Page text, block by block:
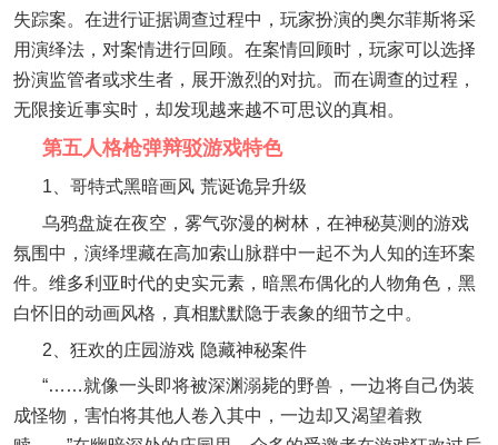
失踪案。在进行证据调查过程中，玩家扮演的奥尔菲斯将采
用演绎法，对案情进行回顾。在案情回顾时，玩家可以选择
扮演监管者或求生者，展开激烈的对抗。而在调查的过程，
无限接近事实时，却发现越来越不可思议的真相。
第五人格枪弹辩驳游戏特色
1、哥特式黑暗画风 荒诞诡异升级
乌鸦盘旋在夜空，雾气弥漫的树林，在神秘莫测的游戏
氛围中，演绎埋藏在高加索山脉群中一起不为人知的连环案
件。维多利亚时代的史实元素，暗黑布偶化的人物角色，黑
白怀旧的动画风格，真相默默隐于表象的细节之中。
2、狂欢的庄园游戏 隐藏神秘案件
“……就像一头即将被深渊溺毙的野兽，一边将自己伪装
成怪物，害怕将其他人卷入其中，一边却又渴望着救